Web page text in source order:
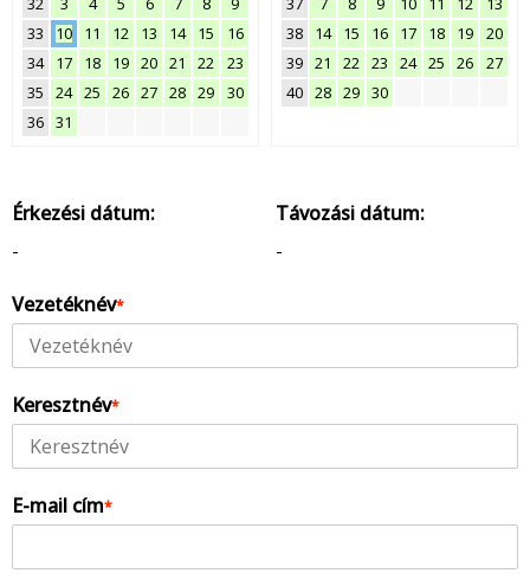
33
10 11 12 13 14 15
16
34
17 18 19 20 21 22
23
35
24 25 26 27 28 29
30
36 31
38
14 15 16 17 18 19
20
39 21 22 23 24 25 26
27
40 28 29 30
Érkezési dátum:
-
Távozási dátum:
-
Vezetéknév*
Keresztnév*
E-mail cím*